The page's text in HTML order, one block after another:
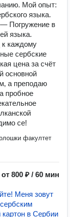
Mой oпыт:
языкa.
Погpужение в
языка.
каждому
сербские
цена за счёт
основной
а преподаю
пробное
се!
факултет
от 800 ₽ / 60 мин
Мeня зовут
в Сербии